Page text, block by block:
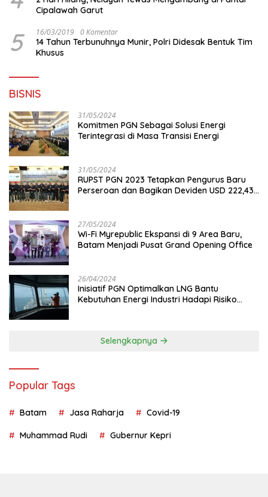
Cipalawah Garut
5 16/03/2019 0 Komentar
14 Tahun Terbunuhnya Munir, Polri Didesak Bentuk Tim
Khusus
BISNIS
31/05/2024
Komitmen PGN Sebagai Solusi Energi
Terintegrasi di Masa Transisi Energi
31/05/2024
RUPST PGN 2023 Tetapkan Pengurus Baru
Perseroan dan Bagikan Deviden USD 222,43
27/05/2024
Wi-Fi Myrepublic Ekspansi di 9 Area Baru,
Batam Menjadi Pusat Grand Opening Office
26/04/2024
Inisiatif PGN Optimalkan LNG Bantu
Kebutuhan Energi Industri Hadapi Risiko
Selengkapnya
Popular Tags
Batam Jasa Raharja Covid-19
Muhammad Rudi Gubernur Kepri